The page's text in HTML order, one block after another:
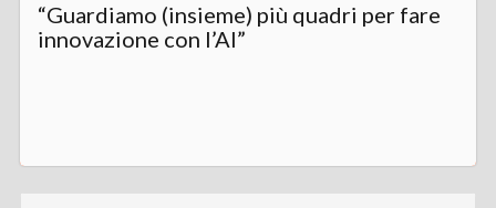
“Guardiamo (insieme) più quadri per fare
innovazione con l’AI”